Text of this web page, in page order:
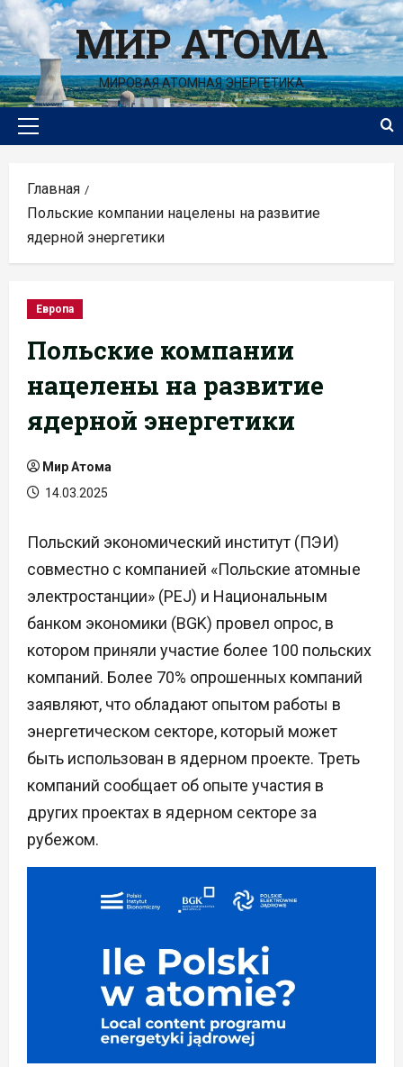
Перейти
к
содержимомуМИР АТОМА
МИРОВАЯ АТОМНАЯ ЭНЕРГЕТИКА
Основное
Главная
Польские компании нацелены на развитие
ядерной энергетики
Европа
Польские компании
нацелены на развитие
ядерной энергетики
Мир Атома
14.03.2025
Польский экономический институт (ПЭИ)
совместно с компанией «Польские атомные
электростанции» (PEJ) и Национальным
банком экономики (BGK) провел опрос, в
котором приняли участие более 100 польских
компаний. Более 70% опрошенных компаний
заявляют, что обладают опытом работы в
энергетическом секторе, который может
быть использован в ядерном проекте. Треть
компаний сообщает об опыте участия в
других проектах в ядерном секторе за
рубежом.